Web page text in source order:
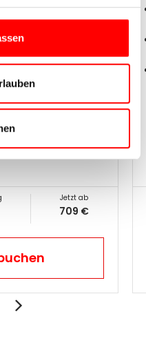
●●○○○
Jetzt ab
709 €